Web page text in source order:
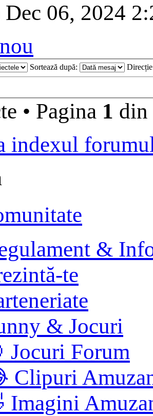
06, 2024
Sortează după:
• Pagina 1 din
indexul
&
te
& Jocuri
Forum